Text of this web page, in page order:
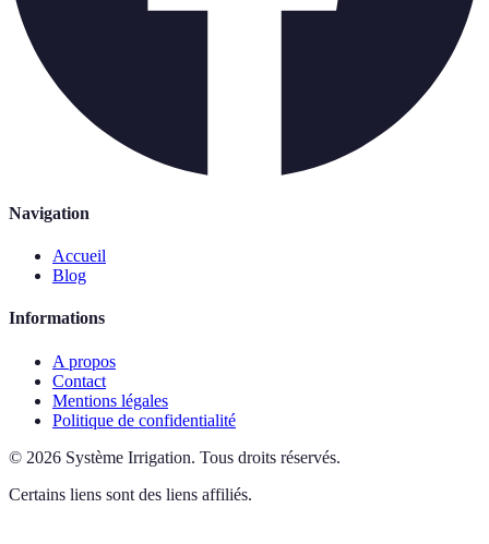
Navigation
Accueil
Blog
Informations
A propos
Contact
Mentions légales
Politique de confidentialité
© 2026 Système Irrigation. Tous droits réservés.
Certains liens sont des liens affiliés.